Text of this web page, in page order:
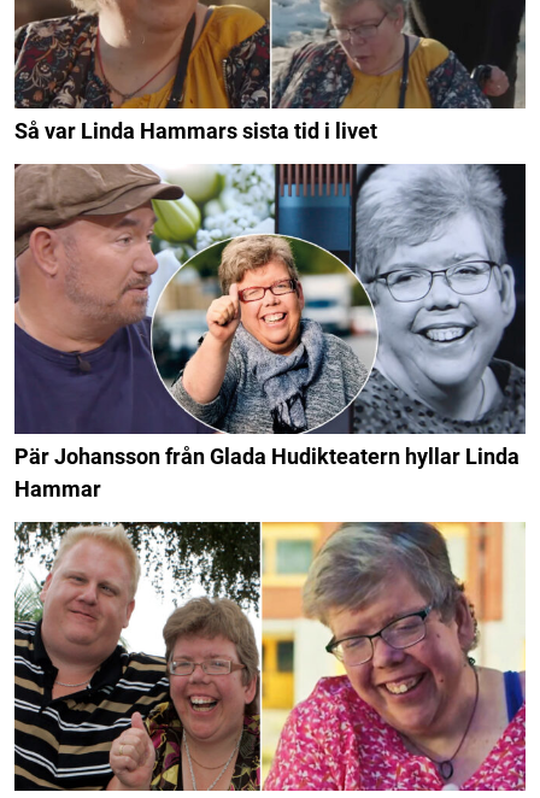
Så var Linda Hammars sista tid i livet
Pär Johansson från Glada Hudikteatern hyllar Linda
Hammar